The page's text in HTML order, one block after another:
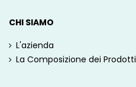
CHI SIAMO
L'azienda
La Composizione dei Prodotti